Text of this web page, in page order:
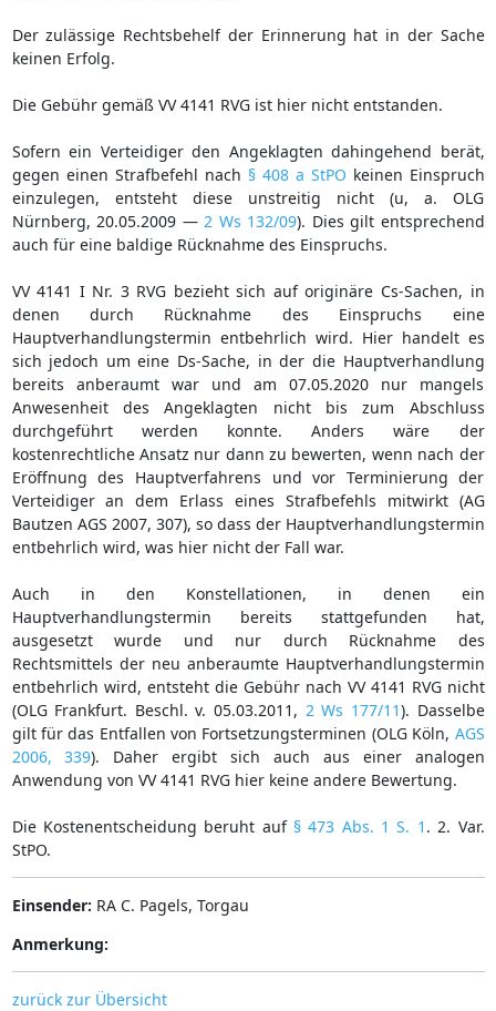
Der zulässige Rechtsbehelf der Erinnerung hat in der Sache
keinen Erfolg.
Die Gebühr gemäß VV 4141 RVG ist hier nicht entstanden.
Sofern ein Verteidiger den Angeklagten dahingehend berät,
gegen einen Strafbefehl nach § 408 a StPO keinen Einspruch
einzulegen, entsteht diese unstreitig nicht (u, a. OLG
Nürnberg, 20.05.2009 — 2 Ws 132/09). Dies gilt entsprechend
auch für eine baldige Rücknahme des Einspruchs.
VV 4141 I Nr. 3 RVG bezieht sich auf originäre Cs-Sachen, in
denen durch Rücknahme des Einspruchs eine
Hauptverhandlungstermin entbehrlich wird. Hier handelt es
sich jedoch um eine Ds-Sache, in der die Hauptverhandlung
bereits anberaumt war und am 07.05.2020 nur mangels
Anwesenheit des Angeklagten nicht bis zum Abschluss
durchgeführt werden konnte. Anders wäre der
kostenrechtliche Ansatz nur dann zu bewerten, wenn nach der
Eröffnung des Hauptverfahrens und vor Terminierung der
Verteidiger an dem Erlass eines Strafbefehls mitwirkt (AG
Bautzen AGS 2007, 307), so dass der Hauptverhandlungstermin
entbehrlich wird, was hier nicht der Fall war.
Auch in den Konstellationen, in denen ein
Hauptverhandlungstermin bereits stattgefunden hat,
ausgesetzt wurde und nur durch Rücknahme des
Rechtsmittels der neu anberaumte Hauptverhandlungstermin
entbehrlich wird, entsteht die Gebühr nach VV 4141 RVG nicht
(OLG Frankfurt. Beschl. v. 05.03.2011, 2 Ws 177/11). Dasselbe
gilt für das Entfallen von Fortsetzungsterminen (OLG Köln, AGS
2006, 339). Daher ergibt sich auch aus einer analogen
Anwendung von VV 4141 RVG hier keine andere Bewertung.
Die Kostenentscheidung beruht auf § 473 Abs. 1 S. 1 . 2. Var.
StPO.
Einsender: RA C. Pagels, Torgau
Anmerkung:
zurück zur Übersicht